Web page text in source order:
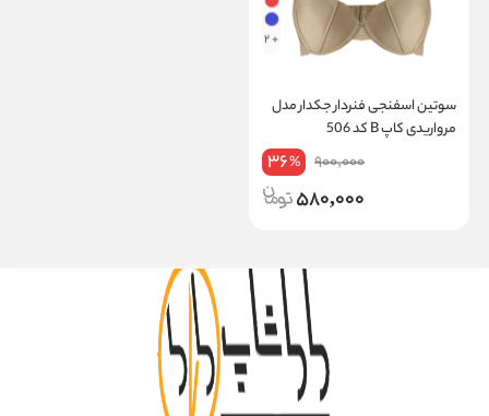
+ 2
سوتین اسفنجی فنردار جکدار مدل
مرواریدی کاپ B کد 506
900,000
36%
580,000